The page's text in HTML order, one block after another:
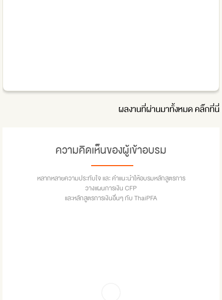
ผลงานที่ผ่านมาทั้งหมดคลิ๊กที่นี่
ความคิดเห็นของผู้เข้าอบรม
หลากหลายความประทับใจ และ คำแนะนำให้อบรมหลักสูตรการ
วางแผนการเงิน CFP
และหลักสูตรการเงินอื่นๆ กับ ThaiPFA